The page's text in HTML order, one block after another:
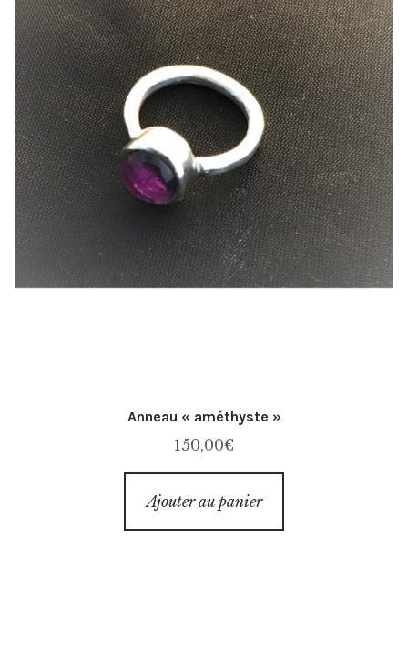
Panier
Politique de confidentialité
Politique des cookies
Politique en matière de remboursements et de
retours
Réparation
Validation de la commande
Anneau « améthyste »
150,00€
Ajouter au panier